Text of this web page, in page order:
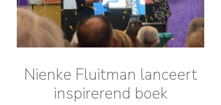
Nienke Fluitman lanceert
inspirerend boek